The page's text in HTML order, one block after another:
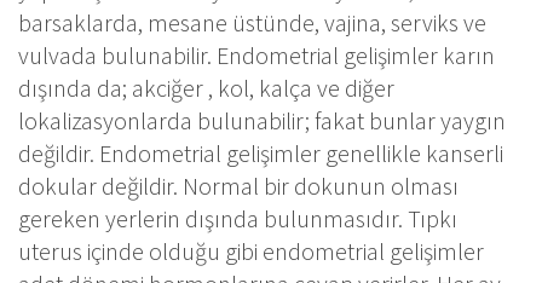
barsaklarda, mesane üstünde, vajina, serviks ve
vulvada bulunabilir. Endometrial gelişimler karın
dışında da; akciğer , kol, kalça ve diğer
lokalizasyonlarda bulunabilir; fakat bunlar yaygın
değildir. Endometrial gelişimler genellikle kanserli
dokular değildir. Normal bir dokunun olması
gereken yerlerin dışında bulunmasıdır. Tıpkı
uterus içinde olduğu gibi endometrial gelişimler